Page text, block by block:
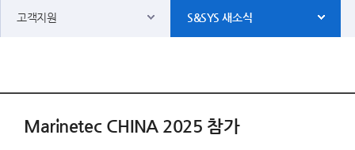
고객지원
운항제어솔루션
파워솔루션
S&SYS 새소식
뉴스룸
다운로드
Marinetec CHINA 2025 참가